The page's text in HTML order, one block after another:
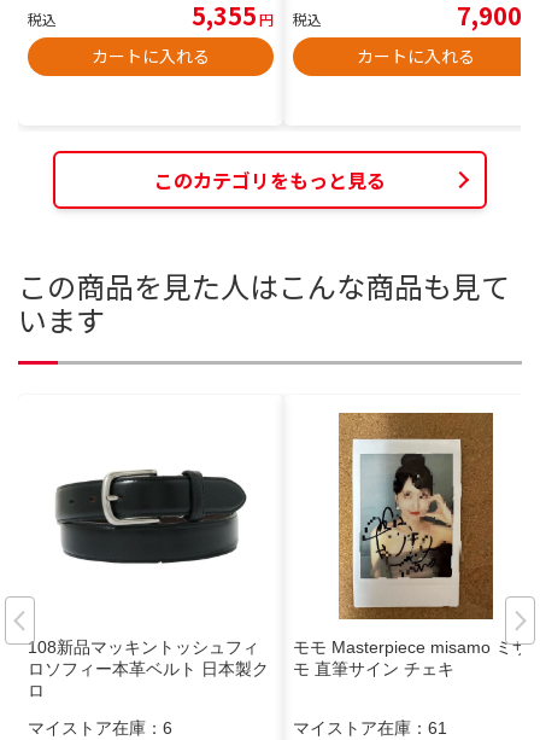
税込 5,355円
カートに入れる
税込 7,900
カートに入れる
このカテゴリをもっと見る
この商品を見た人はこんな商品も見て
います
108新品マッキントッシュフィ
ロソフィー本革ベルト 日本製ク
ロ
マイストア在庫： 6
モモ Masterpiece misamo ミサ
モ 直筆サイン チェキ
マイストア在庫： 61